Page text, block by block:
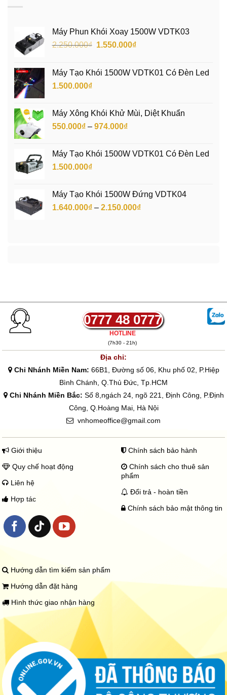
Máy Phun Khói Xoay 1500W VDTK03
2.250.000₫ Giá
2.250.000₫.
1.550.000₫Giá
là:
Máy Tạo Khói 1500W VDTK01 Có Đèn Led
1.500.000₫
Máy Xông Khói Khử Mùi, Diệt Khuẩn
550.000₫ – 974.000₫Khoảng
550.000₫
Máy Tạo Khói 1500W VDTK01 Có Đèn Led
1.500.000₫
Máy Tạo Khói 1500W Đứng VDTK04
1.640.000₫ – 2.150.000₫Khoảng
0777 48 0777
HOTLINE
(7h30 - 21h)
Địa chỉ:
Chi Nhánh Miền Nam: 66B1, Đường số 06, Khu phố 02, P.Hiệp
Bình Chánh, Q.Thủ Đức, Tp.HCM
Chi Nhánh Miền Bắc: Số 8,ngách 24, ngõ 221, Định Công, P.Định
Công, Q.Hoàng Mai, Hà Nội
vnhomeoffice@gmail.com
Giới thiệu
Quy chế hoạt động
Liên hệ
Hợp tác
Chính sách bảo hành
Chính sách cho thuê sản
phẩm
Đổi trả - hoàn tiền
Chính sách bảo mật thông tin
Hướng dẫn tìm kiếm sản phẩm
Hướng dẫn đặt hàng
Hình thức giao nhận hàng